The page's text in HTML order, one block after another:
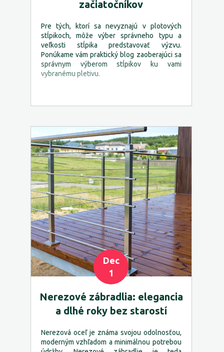
začiatočníkov
Pre tých, ktorí sa nevyznajú v plotových
stĺpikoch, môže výber správneho typu a
veľkosti stĺpika predstavovať výzvu.
Ponúkame vám praktický blog zaoberajúci sa
správnym výberom stĺpikov ku vami
vybranému pletivu.
Nerezové zábradlia: elegancia
a dlhé roky bez starostí
Nerezová oceľ je známa svojou odolnosťou,
moderným vzhľadom a minimálnou potrebou
Dec
1